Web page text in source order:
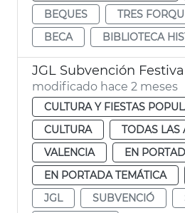
BEQUES
TRES
BECA
BIBLIOTECA
modificado hace 2 meses
CULTURA Y FIESTAS
CULTURA
TODAS LAS
VALENCIA
EN
EN PORTADA TEMÁTICA
JGL
SUBVENCIÓ